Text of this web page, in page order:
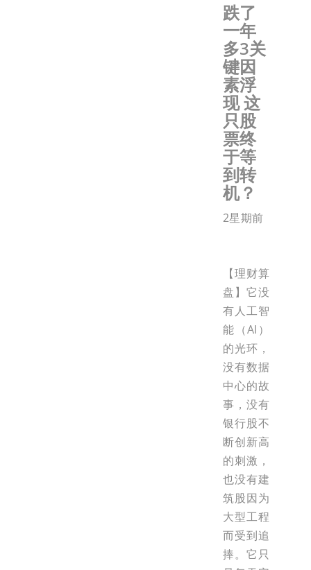
跌了
一年
多3关
键因
素浮
现 这
只股
票终
于等
到转
机？
2星期前
【理财算
盘】它没
有人工智
能（AI）
的光环，
没有数据
中心的故
事，没有
银行股不
断创新高
的刺激，
也没有建
筑股因为
大型工程
而受到追
捧。它只